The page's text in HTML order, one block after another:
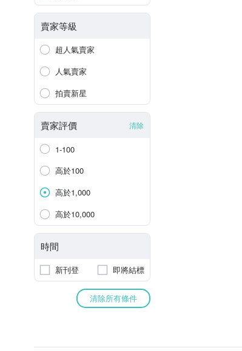
賣家等級
超人氣賣家
人氣賣家
拍賣新星
賣家評價 清除
1-100
高於100
高於1,000
高於10,000
時間
新刊登 即將結標
清除所有條件